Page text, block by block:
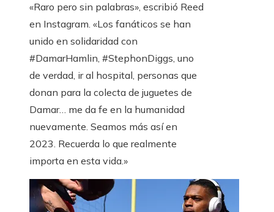
«Raro pero sin palabras», escribió Reed
en Instagram. «Los fanáticos se han
unido en solidaridad con
#DamarHamlin, #StephonDiggs, uno
de verdad, ir al hospital, personas que
donan para la colecta de juguetes de
Damar… me da fe en la humanidad
nuevamente. Seamos más así en
2023. Recuerda lo que realmente
importa en esta vida.»